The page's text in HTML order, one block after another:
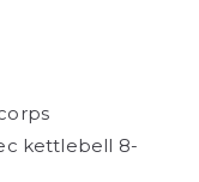
kettlebell 8-